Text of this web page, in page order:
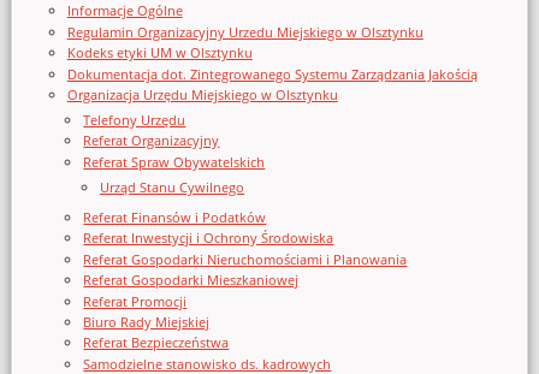
Informacje Ogólne
Regulamin Organizacyjny Urzedu Miejskiego w Olsztynku
Kodeks etyki UM w Olsztynku
Dokumentacja dot. Zintegrowanego Systemu Zarządzania Jakością
Organizacja Urzędu Miejskiego w Olsztynku
Telefony Urzędu
Referat Organizacyjny
Referat Spraw Obywatelskich
Urząd Stanu Cywilnego
Referat Finansów i Podatków
Referat Inwestycji i Ochrony Środowiska
Referat Gospodarki Nieruchomościami i Planowania
Referat Gospodarki Mieszkaniowej
Referat Promocji
Biuro Rady Miejskiej
Referat Bezpieczeństwa
Samodzielne stanowisko ds. kadrowych